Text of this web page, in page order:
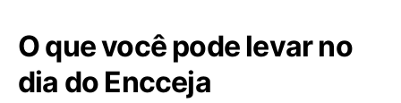
O que você pode levar no
dia do Encceja